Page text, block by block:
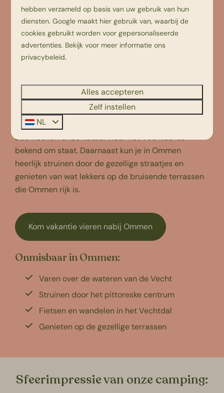
Wist jij al dat onze camping niet alleen dicht bij
Ommen, maar ook aan de Vecht ligt? Oké, niet
letterlijk aan de Vecht, maar aan een zijarm van de
Vecht. Dat biedt uiteraard ontelbare mogelijkheden
te varen! Dit kan natuurlijk met een fluisterbootje,
maar je kunt bij Beerze Bulten ook eenkano huren.
Zo vaar je vanaf Beerze Bulten gemakkelijk richting
Ommen! Onderweg ervaar je de pure rust en
adembenemende natuur waar het Vechtdal zo
bekend om staat. Daarnaast kun je in Ommen
heerlijk struinen door de gezellige straatjes en
genieten van wat lekkers op de bruisende terrassen
die Ommen rijk is.
Kom vakantie vieren nabij Ommen
Onmisbaar in Ommen:
Varen over de wateren van de Vecht
Struinen door het pittoreske centrum
Fietsen en wandelen in het Vechtdal
Genieten op de gezellige terrassen
Sfeerimpressie van onze camping:
hebben verzameld op basis van uw gebruik van hun
diensten.Google maakt hier gebruik van, waarbij de
cookies gebruikt worden voor gepersonaliseerde
advertenties. Bekijk voor meer informatie ons
privacybeleid.
Alles accepteren
Zelf instellen
NL